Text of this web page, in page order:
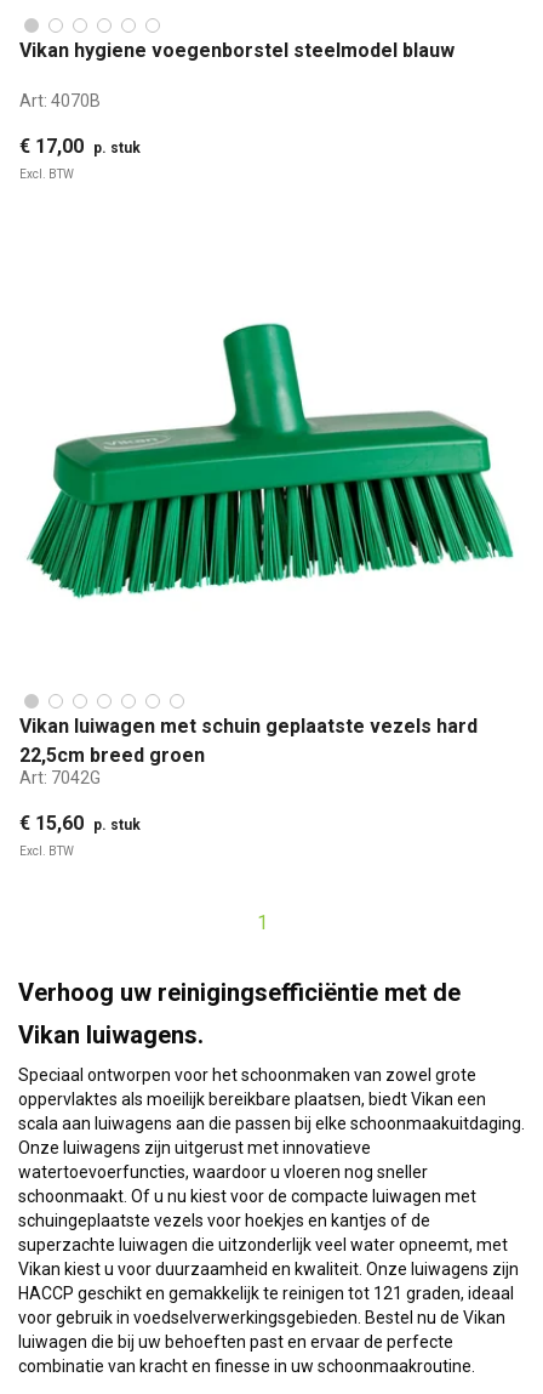
Vikan hygiene voegenborstel steelmodel blauw
Art: 4070B
€ 17,00 p. stuk
Excl. BTW
Vikan luiwagen met schuin geplaatste vezels hard
22,5cm breed groen
Art: 7042G
€ 15,60 p. stuk
Excl. BTW
1
Verhoog uw reinigingsefficiëntie met de
Vikan luiwagens.
Speciaal ontworpen voor het schoonmaken van zowel grote
oppervlaktes als moeilijk bereikbare plaatsen, biedt Vikan een
scala aan luiwagens aan die passen bij elke schoonmaakuitdaging.
Onze luiwagens zijn uitgerust met innovatieve
watertoevoerfuncties, waardoor u vloeren nog sneller
schoonmaakt. Of u nu kiest voor de compacte luiwagen met
schuingeplaatste vezels voor hoekjes en kantjes of de
superzachte luiwagen die uitzonderlijk veel water opneemt, met
Vikan kiest u voor duurzaamheid en kwaliteit. Onze luiwagens zijn
HACCP geschikt en gemakkelijk te reinigen tot 121 graden, ideaal
voor gebruik in voedselverwerkingsgebieden. Bestel nu de Vikan
luiwagen die bij uw behoeften past en ervaar de perfecte
combinatie van kracht en finesse in uw schoonmaakroutine.